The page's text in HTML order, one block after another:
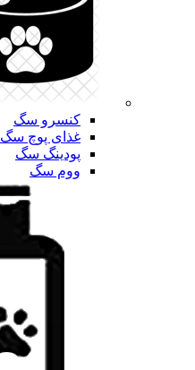
کنسرو سگ
غذای پوچ سگ
پودینگ سگ
ووم سگ